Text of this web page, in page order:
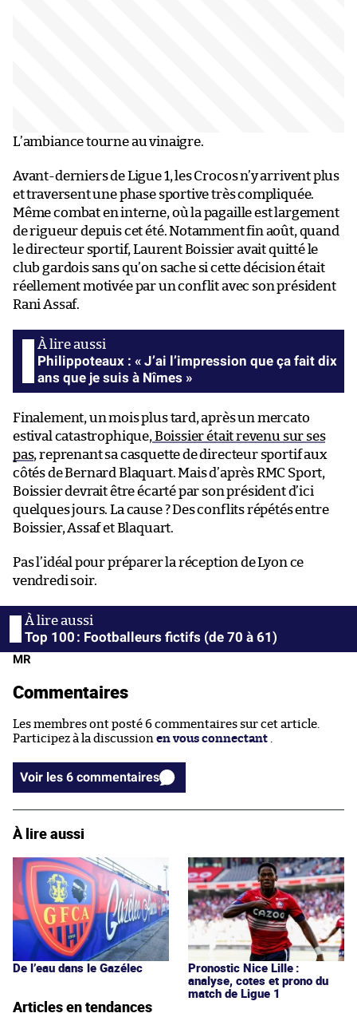
L’ambiance tourne au vinaigre.
Avant-derniers de Ligue 1, les Crocos n’y arrivent plus
et traversent une phase sportive très compliquée.
Même combat en interne, où la pagaille est largement
de rigueur depuis cet été. Notamment fin août, quand
le directeur sportif, Laurent Boissier avait quitté le
club gardois sans qu’on sache si cette décision était
réellement motivée par un conflit avec son président
Rani Assaf.
Philippoteaux : « J’ai l’impression que ça fait dix
ans que je suis à Nîmes »
Finalement, un mois plus tard, après un mercato
estival catastrophique, Boissier était revenu sur ses
pas, reprenant sa casquette de directeur sportif aux
côtés de Bernard Blaquart. Mais d’après RMC Sport,
Boissier devrait être écarté par son président d’ici
quelques jours. La cause ? Des conflits répétés entre
Boissier, Assaf et Blaquart.
Pas l’idéal pour préparer la réception de Lyon ce
vendredi soir.
Top 100 : Footballeurs fictifs (de 70 à 61)
MR
Commentaires
Les membres ont posté 6 commentaires sur cet article.
Participez à la discussion en vous connectant
Voir les 6 commentaires
À lire aussi
De l’eau dans le Gazélec
Pronostic Nice Lille :
analyse, cotes et prono du
match de Ligue 1
Articles en tendances